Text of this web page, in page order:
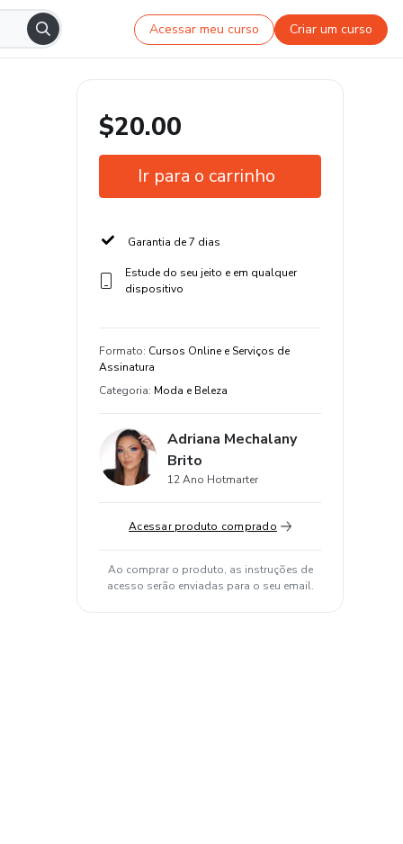
Acessar meu curso Criar um curso
$20.00
Ir para o carrinho
Garantia de 7 dias
Estude do seu jeito e em qualquer
dispositivo
Formato: Cursos Online e Serviços de
Assinatura
Categoria: Moda e Beleza
Adriana Mechalany
Brito
12 Ano Hotmarter
Acessar produto comprado
Ao comprar o produto, as instruções de
acesso serão enviadas para o seu email.